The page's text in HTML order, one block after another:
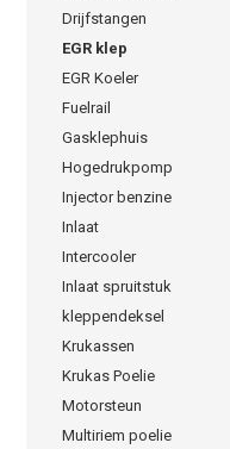
Drijfstangen
EGR klep
EGR Koeler
Fuelrail
Gasklephuis
Hogedrukpomp
Injector benzine
Inlaat
Intercooler
Inlaat spruitstuk
kleppendeksel
Krukassen
Krukas Poelie
Motorsteun
Multiriem poelie